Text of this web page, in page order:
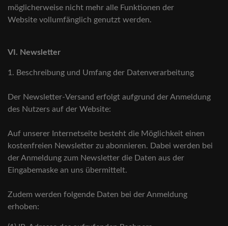
möglicherweise nicht mehr alle Funktionen der
Website vollumfänglich genutzt werden.
VI. Newsletter
1. Beschreibung und Umfang der Datenverarbeitung
Der Newsletter-Versand erfolgt aufgrund der Anmeldung
des Nutzers auf der Website:
Auf unserer Internetseite besteht die Möglichkeit einen
kostenfreien Newsletter zu abonnieren. Dabei werden bei
der Anmeldung zum Newsletter die Daten aus der
Eingabemaske an uns übermittelt.
Zudem werden folgende Daten bei der Anmeldung
erhoben: